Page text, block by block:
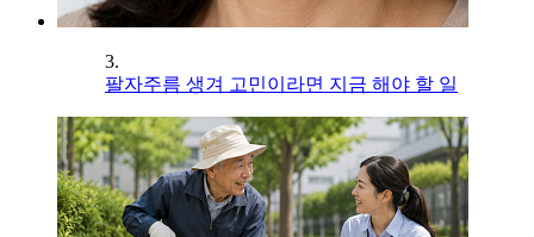
3.
팔자주름 생겨 고민이라면 지금 해야 할 일